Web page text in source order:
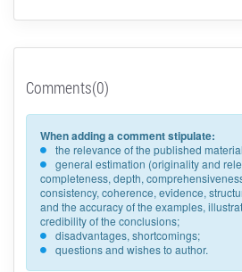
Comments(0)
When adding a comment stipulate:
the relevance of the published
general estimation (originality and
completeness, depth,
consistency, coherence, evidence,
and the accuracy of the examples,
credibility of the conclusions;
disadvantages, shortcomings;
questions and wishes to author.